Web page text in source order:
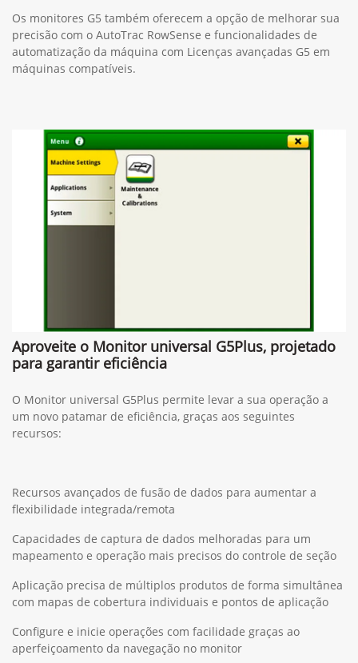
Os monitores G5 também oferecem a opção de melhorar sua
precisão com o AutoTrac RowSense e funcionalidades de
automatização da máquina com Licenças avançadas G5 em
máquinas compatíveis.
Aproveite o Monitor universal G5Plus, projetado
para garantir eficiência
O Monitor universal G5Plus permite levar a sua operação a
um novo patamar de eficiência, graças aos seguintes
recursos:
Recursos avançados de fusão de dados para aumentar a
flexibilidade integrada/remota
Capacidades de captura de dados melhoradas para um
mapeamento e operação mais precisos do controle de seção
Aplicação precisa de múltiplos produtos de forma simultânea
com mapas de cobertura individuais e pontos de aplicação
Configure e inicie operações com facilidade graças ao
aperfeiçoamento da navegação no monitor